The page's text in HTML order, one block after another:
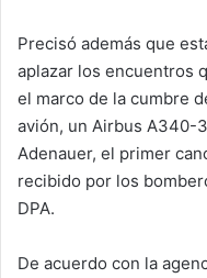
Precisó además que
aplazar los encuentros
el marco de la cumbre
avión, un Airbus A340-
Adenauer, el primer
recibido por los
DPA.
De acuerdo con la